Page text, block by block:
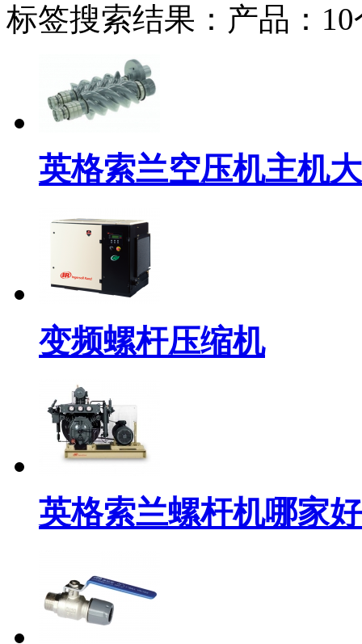
标签搜索结果：产品：
英格索兰空压机主机大
变频螺杆压缩机
英格索兰螺杆机哪家好